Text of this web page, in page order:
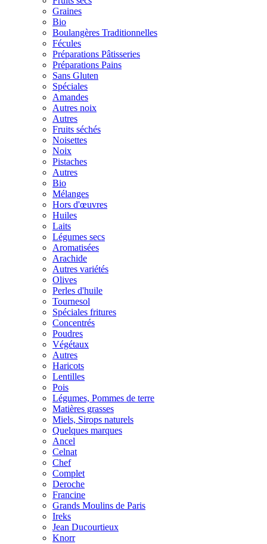
Graines
Bio
Boulangères Traditionnelles
Fécules
Préparations Pâtisseries
Préparations Pains
Sans Gluten
Spéciales
Amandes
Autres noix
Autres
Fruits séchés
Noisettes
Noix
Pistaches
Autres
Bio
Mélanges
Hors d'œuvres
Huiles
Laits
Légumes secs
Aromatisées
Arachide
Autres variétés
Olives
Perles d'huile
Tournesol
Spéciales fritures
Concentrés
Poudres
Végétaux
Autres
Haricots
Lentilles
Pois
Légumes, Pommes de terre
Matières grasses
Miels, Sirops naturels
Quelques marques
Ancel
Celnat
Chef
Complet
Deroche
Francine
Grands Moulins de Paris
Ireks
Jean Ducourtieux
Knorr